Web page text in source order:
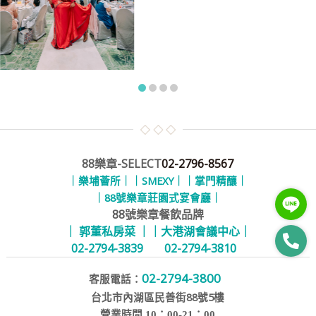
88樂章-SELECT02-2796-8567
｜樂埔薈所｜ ｜SMEXY｜
｜掌門精釀｜
｜88號樂章莊園式宴會廳｜
88號樂章餐飲品牌
｜ 郭董私房菜 ｜
02-2794-3839
｜大港湖會議中心｜
02-2794-3810
客服電話：02-2794-3800
台北市內湖區民善街88號5樓